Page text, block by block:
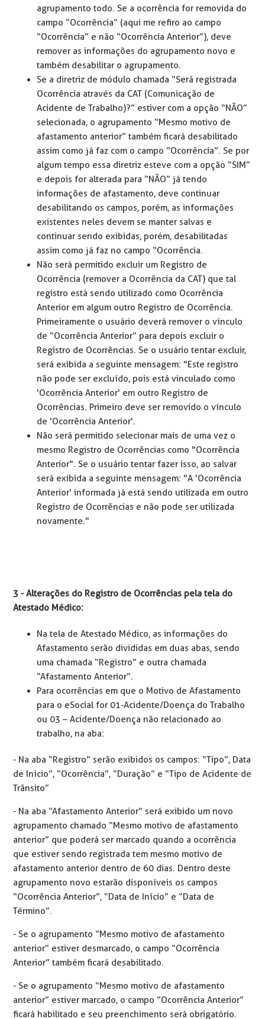
agrupamento todo. Se a ocorrência for removida do
campo “Ocorrência” (aqui me refiro ao campo
“Ocorrência” e não “Ocorrência Anterior”), deve
remover as informações do agrupamento novo e
também desabilitar o agrupamento.
Se a diretriz de módulo chamada “Será registrada
Ocorrência através da CAT (Comunicação de
Acidente de Trabalho)?” estiver com a opção “NÃO”
selecionada, o agrupamento “Mesmo motivo de
afastamento anterior” também ficará desabilitado
assim como já faz com o campo “Ocorrência”. Se por
algum tempo essa diretriz esteve com a opção “SIM”
e depois for alterada para “NÃO” já tendo
informações de afastamento, deve continuar
desabilitando os campos, porém, as informações
existentes neles devem se manter salvas e
continuar sendo exibidas, porém, desabilitadas
assim como já faz no campo “Ocorrência.
Não será permitido excluir um Registro de
Ocorrência (remover a Ocorrência da CAT) que tal
registro está sendo utilizado como Ocorrência
Anterior em algum outro Registro de Ocorrência.
Primeiramente o usuário deverá remover o vínculo
de “Ocorrência Anterior” para depois excluir o
Registro de Ocorrências. Se o usuário tentar excluir,
será exibida a seguinte mensagem: "Este registro
não pode ser excluído, pois está vinculado como
'Ocorrência Anterior' em outro Registro de
Ocorrências. Primeiro deve ser removido o vínculo
de 'Ocorrência Anterior'.
Não será permitido selecionar mais de uma vez o
mesmo Registro de Ocorrências como "Ocorrência
Anterior". Se o usuário tentar fazer isso, ao salvar
será exibida a seguinte mensagem: "A 'Ocorrência
Anterior' informada já está sendo utilizada em outro
Registro de Ocorrências e não pode ser utilizada
novamente."
3 - Alterações do Registro de Ocorrências pela tela do
Atestado Médico:
Na tela de Atestado Médico, as informações do
Afastamento serão divididas em duas abas, sendo
uma chamada “Registro” e outra chamada
“Afastamento Anterior”.
Para ocorrências em que o Motivo de Afastamento
para o eSocial for 01-Acidente/Doença do Trabalho
ou 03 – Acidente/Doença não relacionado ao
trabalho, na aba:
- Na aba “Registro” serão exibidos os campos: “Tipo”, Data
de Início”, “Ocorrência”, “Duração” e “Tipo de Acidente de
Trânsito”
- Na aba “Afastamento Anterior” será exibido um novo
agrupamento chamado “Mesmo motivo de afastamento
anterior” que poderá ser marcado quando a ocorrência
que estiver sendo registrada tem mesmo motivo de
afastamento anterior dentro de 60 dias. Dentro deste
agrupamento novo estarão disponíveis os campos
“Ocorrência Anterior”, “Data de Início” e “Data de
Término”.
- Se o agrupamento “Mesmo motivo de afastamento
anterior” estiver desmarcado, o campo “Ocorrência
Anterior” também ficará desabilitado.
- Se o agrupamento “Mesmo motivo de afastamento
anterior” estiver marcado, o campo “Ocorrência Anterior”
ficará habilitado e seu preenchimento será obrigatório.